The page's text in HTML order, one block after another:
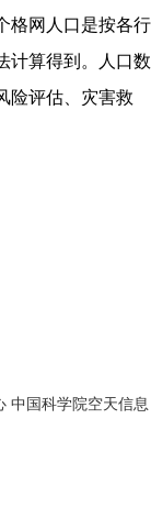
格网人口是按各行
计算得到。人口数
险评估、灾害救
中国科学院空天信息